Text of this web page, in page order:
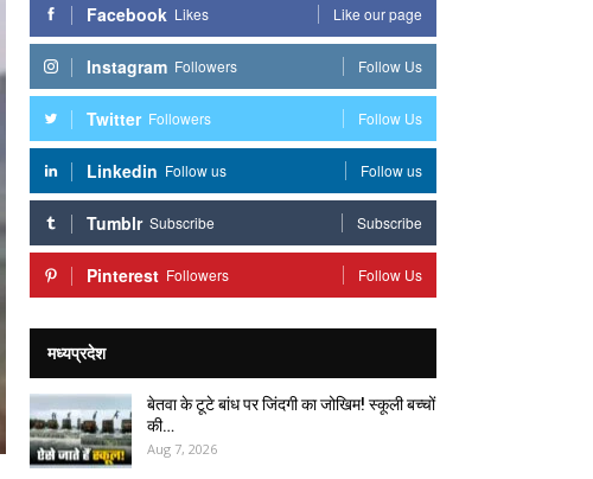
Facebook Likes Like our page
Instagram Followers Follow Us
Twitter Followers Follow Us
Linkedin Follow us Follow us
Tumblr Subscribe Subscribe
Pinterest Followers Follow Us
मध्यप्रदेश
बेतवा के टूटे बांध पर जिंदगी का जोखिम! स्कूली बच्चों
की…
Aug 7, 2026